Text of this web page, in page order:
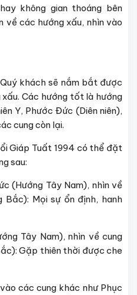
không gian thoáng bên
về các hướng xấu, nhìn vào
khách sẽ nắm bắt được
Các hướng tốt là hướng
Y, Phước Đức (Diên niên),
cung còn lại.
Giáp Tuất 1994 có thể đặt
sau:
(Hướng Tây Nam), nhìn về
Bắc): Mọi sự ổn định, hanh
Tây Nam), nhìn về cung
Gặp thiên thời được che
các cung khác như Phục